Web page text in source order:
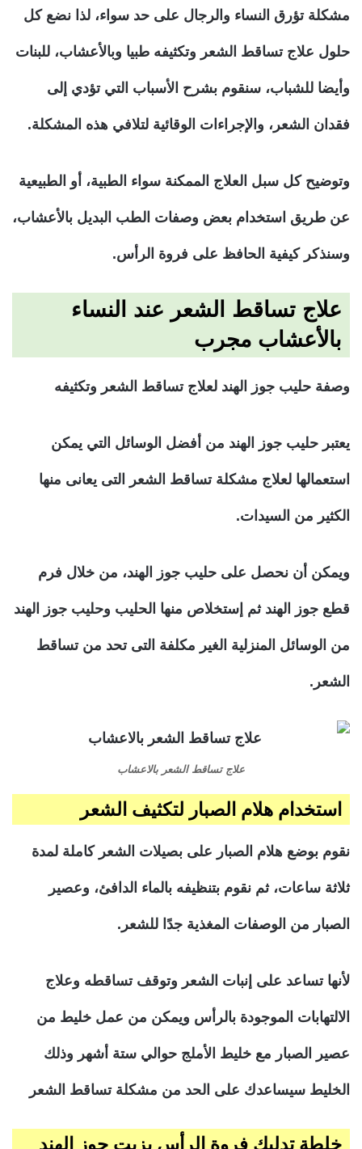
مشكلة تؤرق النساء والرجال على حد سواء، لذا نضع كل
حلول علاج تساقط الشعر وتكثيفه طبيا وبالأعشاب، للبنات
وأيضا للشباب، سنقوم بشرح الأسباب التي تؤدي إلى
فقدان الشعر، والإجراءات الوقائية لتلافي هذه المشكلة.
وتوضيح كل سبل العلاج الممكنة سواء الطبية، أو الطبيعية
عن طريق استخدام بعض وصفات الطب البديل بالأعشاب،
وسنذكر كيفية الحافظ على فروة الرأس.
علاج تساقط الشعر عند النساء
بالأعشاب مجرب
وصفة حليب جوز الهند لعلاج تساقط الشعر وتكثيفه
يعتبر حليب جوز الهند من أفضل الوسائل التي يمكن
استعمالها لعلاج مشكلة تساقط الشعر التى يعانى منها
الكثير من السيدات.
ويمكن أن نحصل على حليب جوز الهند، من خلال فرم
قطع جوز الهند ثم إستخلاص منها الحليب وحليب جوز الهند
من الوسائل المنزلية الغير مكلفة التى تحد من تساقط
الشعر.
علاج تساقط الشعر بالاعشاب
استخدام هلام الصبار لتكثيف الشعر
نقوم بوضع هلام الصبار على بصيلات الشعر كاملة لمدة
ثلاثة ساعات، ثم نقوم بتنظيفه بالماء الدافئ، وعصير
الصبار من الوصفات المغذية جدًا للشعر.
لأنها تساعد على إنبات الشعر وتوقف تساقطه وعلاج
الالتهابات الموجودة بالرأس ويمكن من عمل خليط من
عصير الصبار مع خليط الأملج حوالي ستة أشهر وذلك
الخليط سيساعدك على الحد من مشكلة تساقط الشعر
خلطة تدليك فروة الرأس بزيت جوز الهند